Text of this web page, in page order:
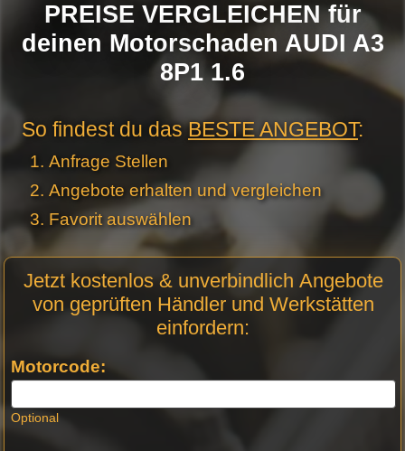
PREISE VERGLEICHEN für
deinen Motorschaden AUDI A3
8P1 1.6
So findest du dasBESTE ANGEBOT:
Anfrage Stellen
Angebote erhalten und vergleichen
Favorit auswählen
Anfrage
Stellen -
Jetzt kostenlos & unverbindlich Angebote
von geprüften Händler und Werkstätten
einfordern:
Motorcode:
Optional